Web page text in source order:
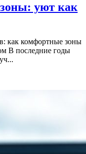
уют как
как комфортные зоны
В последние годы